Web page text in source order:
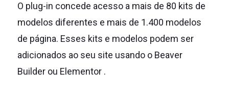
O plug-in concede acesso a mais de 80 kits de
modelos diferentes e mais de 1.400 modelos
de página. Esses kits e modelos podem ser
adicionados ao seu site usando o Beaver
Builderou Elementor .